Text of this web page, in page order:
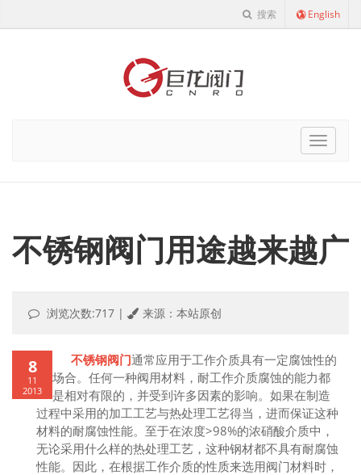
搜索 English
Cnro
不锈钢阀门用途越来越广
浏览次数:717 | 来源：本站原创
8
11
2013
不锈钢阀门通常应用于工作介质具有一定腐蚀性的
场合。任何一种阀用材料，耐工作介质腐蚀的能力都
是相对有限的，并受到许多因素的影响。如果在制造
过程中采用的加工工艺与热处理工艺得当，进而保证这种
材料的耐腐蚀性能。至于在浓度>98%的浓硝酸介质中，
无论采用什么样的热处理工艺，这种钢材都不具有耐腐蚀
性能。因此，在根据工作介质的性质来选用阀门材料时，